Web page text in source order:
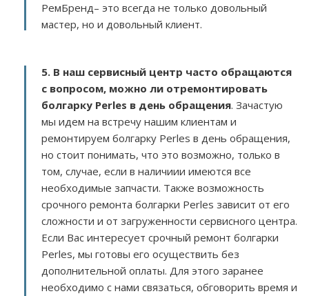
РемБренд– это всегда не только довольный
мастер, но и довольный клиент.
5. В наш сервисный центр часто обращаются
с вопросом, можно ли отремонтировать
болгарку Perles в день обращения. Зачастую
мы идем на встречу нашим клиентам и
ремонтируем болгарку Perles в день обращения,
но стоит понимать, что это возможно, только в
том, случае, если в наличиии имеются все
необходимые запчасти. Также возможность
срочного ремонта болгарки Perles зависит от его
сложности и от загруженности сервисного центра.
Если Вас интересует срочный ремонт болгарки
Perles, мы готовы его осуществить без
дополнительной оплаты. Для этого заранее
необходимо с нами связаться, обговорить время и